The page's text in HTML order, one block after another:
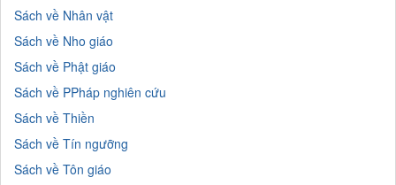
Sách về Nhân vật
Sách về Nho giáo
Sách về Phật giáo
Sách về PPháp nghiên cứu
Sách về Thiền
Sách về Tín ngưỡng
Sách về Tôn giáo